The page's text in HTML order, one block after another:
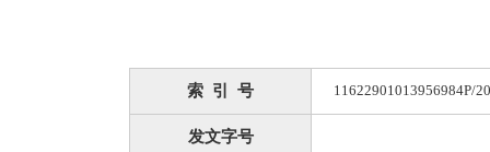
索 引 号 11622901013956984P/
发文字号